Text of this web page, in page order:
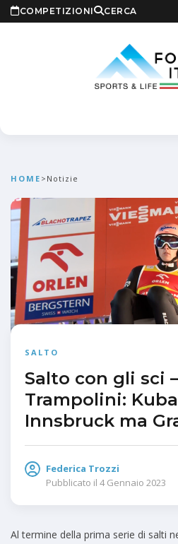
COMPETIZIONI CERCA
HOME > Notizie
SALTO
Salto con gli sci
Trampolini:
Innsbruck ma
Federica Trozzi
Pubblicato il 4 Gennaio 2023
Al termine della prima serie di salti